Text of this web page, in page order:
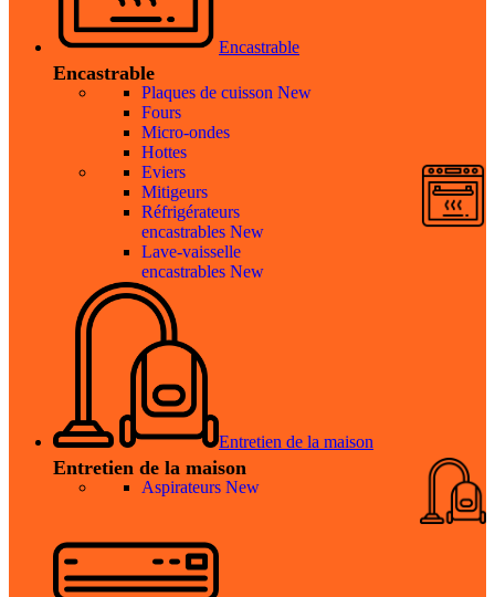
Encastrable
Encastrable
Plaques de cuisson New
Fours
Micro-ondes
Hottes
Eviers
Mitigeurs
Réfrigérateurs
encastrables New
Lave-vaisselle
encastrables New
Entretien de la maison
Entretien de la maison
Aspirateurs New